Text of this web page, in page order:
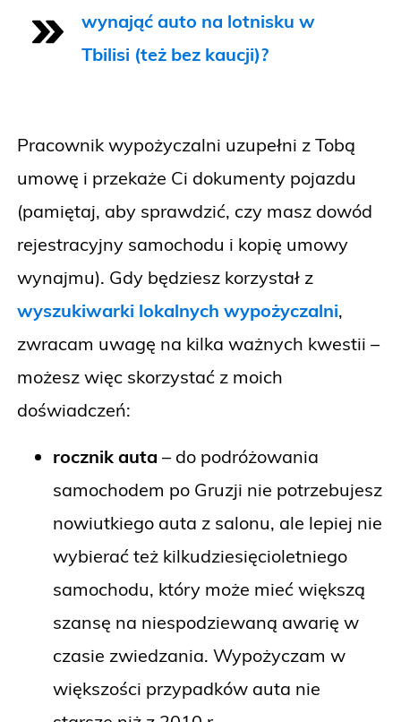
wynająć auto na lotnisku w
Tbilisi (też bez kaucji)?
Pracownik wypożyczalni uzupełni z Tobą
umowę i przekaże Ci dokumenty pojazdu
(pamiętaj, aby sprawdzić, czy masz dowód
rejestracyjny samochodu i kopię umowy
wynajmu). Gdy będziesz korzystał z
wyszukiwarki lokalnych wypożyczalni,
zwracam uwagę na kilka ważnych kwestii –
możesz więc skorzystać z moich
doświadczeń:
rocznik auta – do podróżowania
samochodem po Gruzji nie potrzebujesz
nowiutkiego auta z salonu, ale lepiej nie
wybierać też kilkudziesięcioletniego
samochodu, który może mieć większą
szansę na niespodziewaną awarię w
czasie zwiedzania. Wypożyczam w
większości przypadków auta nie